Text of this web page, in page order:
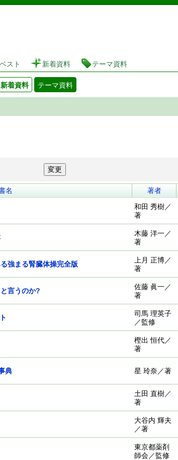
図書館 蔵書検索・予約システム
スト 新着資料 テーマ資料
新着資料 テーマ資料
名 著者
和田 秀樹／
著
木藤 洋一／
著
強まる腎臓体操完全版
上月 正博／
著
言うのか?
佐藤 眞一／
著
司馬 理英子
／監修
樫出 恒代／
著
典 星 玲奈／著
土田 直樹／
著
大谷内 輝夫
／著
東京都薬剤
師会／監修